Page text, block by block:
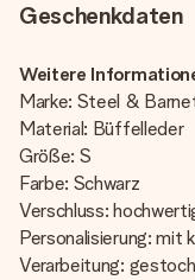
Geschenkdaten
Weitere
Marke: Steel &
Material: Büffelleder
Größe: S
Farbe: Schwarz
Verschluss:
Personalisierung: mit
Verarbeitung: